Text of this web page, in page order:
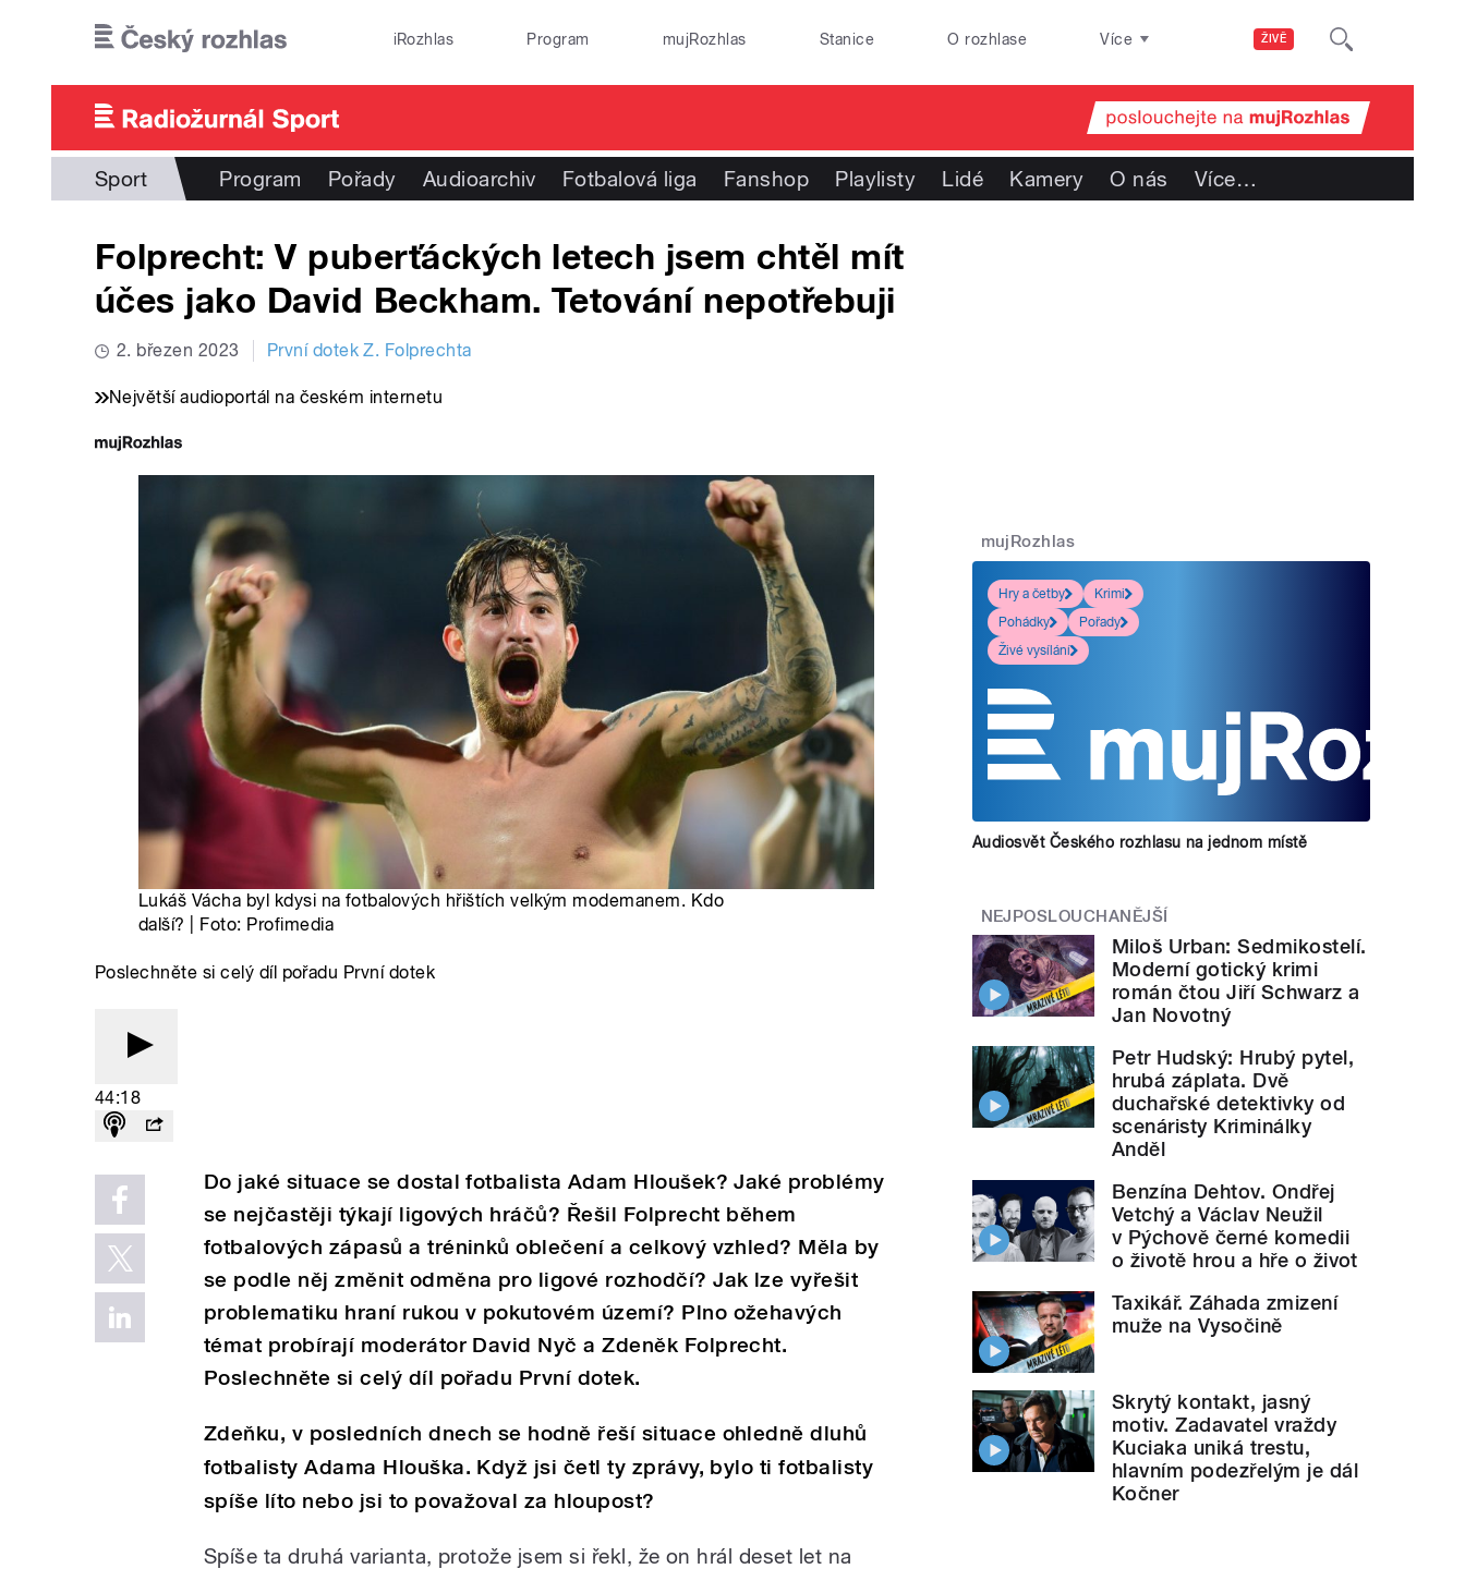
ŽIVĚ
iRozhlas Program mujRozhlas Stanice O rozhlase Více
Sport Program Pořady Audioarchiv Fotbalová liga Fanshop Playlisty Lidé Kamery O nás Více…
Folprecht: V puberťáckých letech jsem chtěl mít
účes jako David Beckham. Tetování nepotřebuji
2. březen 2023 První dotek Z. Folprechta
Největší audioportál na českém internetu
Lukáš Vácha byl kdysi na fotbalových hřištích velkým modemanem. Kdo
další? | Foto: Profimedia
Poslechněte si celý díl pořadu První dotek
44:18
Do jaké situace se dostal fotbalista Adam Hloušek? Jaké problémy
se nejčastěji týkají ligových hráčů? Řešil Folprecht během
fotbalových zápasů a tréninků oblečení a celkový vzhled? Měla by
se podle něj změnit odměna pro ligové rozhodčí? Jak lze vyřešit
problematiku hraní rukou v pokutovém území? Plno ožehavých
témat probírají moderátor David Nyč a Zdeněk Folprecht.
Poslechněte si celý díl pořadu První dotek.
Zdeňku, v posledních dnech se hodně řeší situace ohledně dluhů
fotbalisty Adama Hlouška. Když jsi četl ty zprávy, bylo ti fotbalisty
spíše líto nebo jsi to považoval za hloupost?
Spíše ta druhá varianta, protože jsem si řekl, že on hrál deset let na
mujRozhlas
Hry a četby
Krimi
Pohádky
Pořady
Živé vysílání
Audiosvět Českého rozhlasu na jednom místě
NEJPOSLOUCHANĚJŠÍ
Miloš Urban: Sedmikostelí.
Moderní gotický krimi
román čtou Jiří Schwarz a
Jan Novotný
Petr Hudský: Hrubý pytel,
hrubá záplata. Dvě
duchařské detektivky od
scenáristy Kriminálky
Anděl
Benzína Dehtov. Ondřej
Vetchý a Václav Neužil
v Pýchově černé komedii
o životě hrou a hře o život
Taxikář. Záhada zmizení
muže na Vysočině
Skrytý kontakt, jasný
motiv. Zadavatel vraždy
Kuciaka uniká trestu,
hlavním podezřelým je dál
Kočner